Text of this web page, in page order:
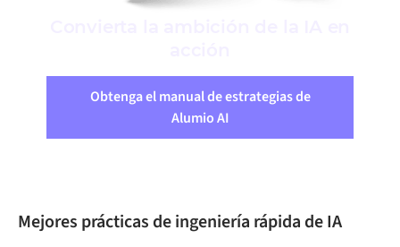
Obtenga el manual de estrategias de
Alumio AI
Mejores prácticas de ingeniería rápida de IA